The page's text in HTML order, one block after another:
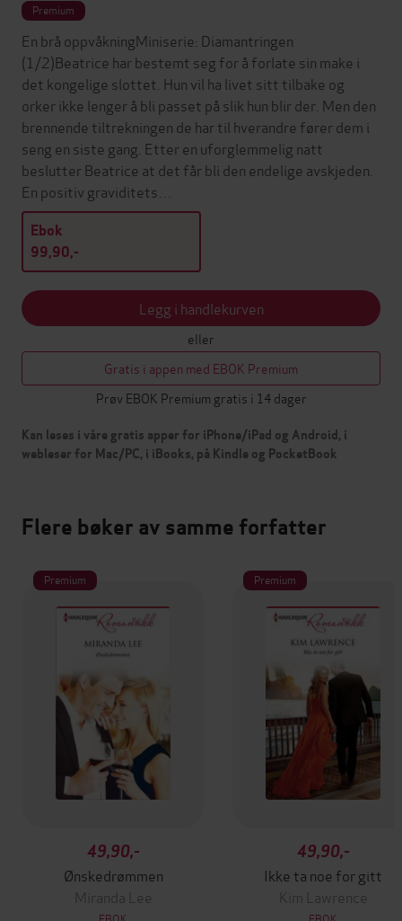
Premium
En brå oppvåkningMiniserie: Diamantringen
(1/2)Beatrice har bestemt seg for å forlate sin make i
det kongelige slottet. Hun vil ha livet sitt tilbake og
orker ikke lenger å bli passet på slik hun blir der. Men den
brennende tiltrekningen de har til hverandre fører dem i
seng en siste gang. Etter en uforglemmelig natt
beslutter Beatrice at det får bli den endelige avskjeden.
En positiv graviditets…
Ebok
99,90,-
Legg i handlekurven
eller
Gratis i appen med EBOK Premium
Prøv EBOK Premium gratis i 14 dager
Kan leses i våre gratis apper for iPhone/iPad og Android, i
webleser for Mac/PC, i iBooks, på Kindle og PocketBook
Flere bøker av samme forfatter
Premium
49,90,-
Ønskedrømmen
Miranda Lee
EBOK
Premium
49,90,-
Ikke ta noe for gitt
Kim Lawrence
EBOK